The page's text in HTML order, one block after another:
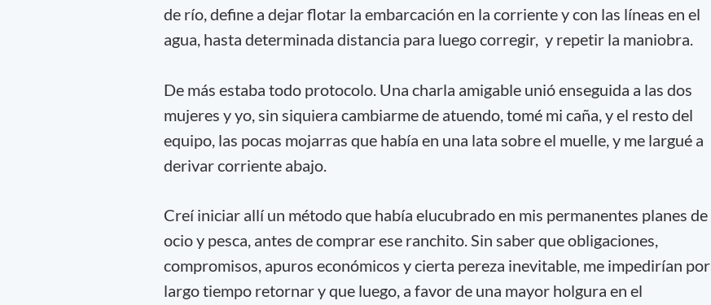
de río, define a dejar flotar la embarcación en la corriente y con las líneas en el
agua, hasta determinada distancia para luego corregir, y repetir la maniobra.
De más estaba todo protocolo. Una charla amigable unió enseguida a las dos
mujeres y yo, sin siquiera cambiarme de atuendo, tomé mi caña, y el resto del
equipo, las pocas mojarras que había en una lata sobre el muelle, y me largué a
derivar corriente abajo.
Creí iniciar allí un método que había elucubrado en mis permanentes planes de
ocio y pesca, antes de comprar ese ranchito. Sin saber que obligaciones,
compromisos, apuros económicos y cierta pereza inevitable, me impedirían por
largo tiempo retornar y que luego, a favor de una mayor holgura en el